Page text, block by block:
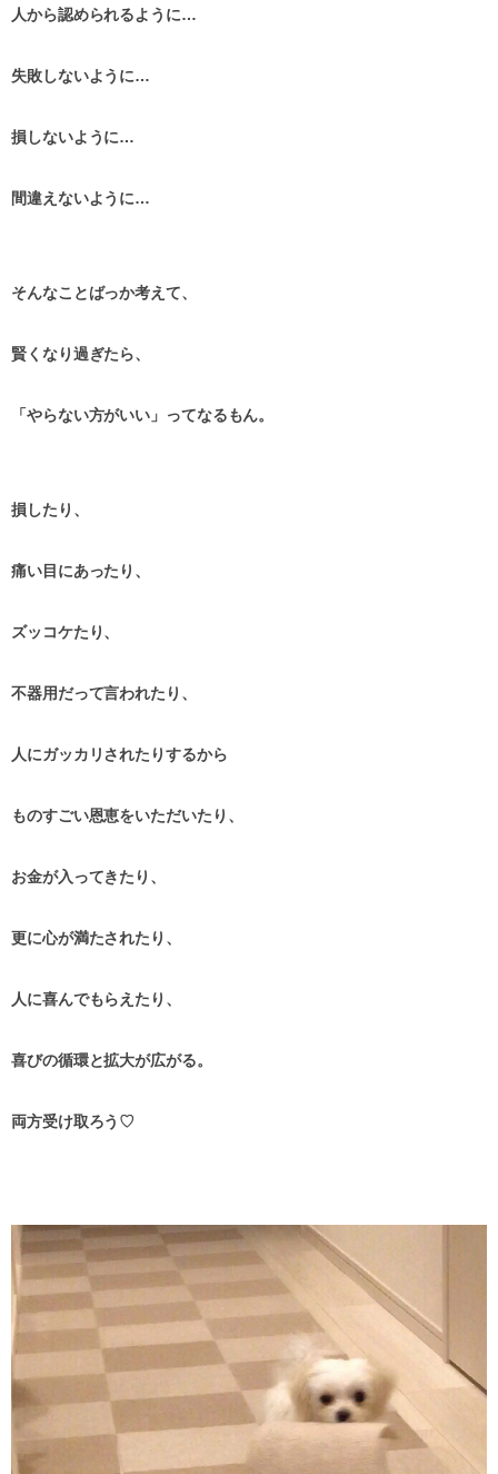
人から認められるように…
失敗しないように…
損しないように…
間違えないように…
そんなことばっか考えて、
賢くなり過ぎたら、
「やらない方がいい」ってなるもん。
損したり、
痛い目にあったり、
ズッコケたり、
不器用だって言われたり、
人にガッカリされたりするから
ものすごい恩恵をいただいたり、
お金が入ってきたり、
更に心が満たされたり、
人に喜んでもらえたり、
喜びの循環と拡大が広がる。
両方受け取ろう♡